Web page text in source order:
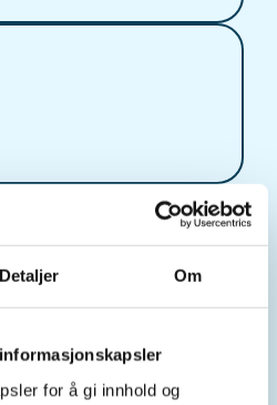
Detaljer Om
for å gi innhold og